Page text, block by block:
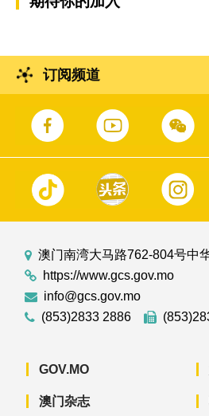
订阅频道
澳门南湾大马路762-804号中
https://www.gcs.gov.mo
info@gcs.gov.mo
(853)2833 2886
GOV.MO
澳门杂志